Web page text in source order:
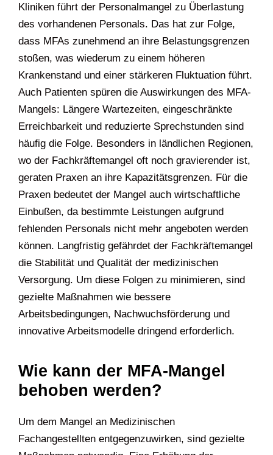
Kliniken führt der Personalmangel zu Überlastung
des vorhandenen Personals. Das hat zur Folge,
dass MFAs zunehmend an ihre Belastungsgrenzen
stoßen, was wiederum zu einem höheren
Krankenstand und einer stärkeren Fluktuation führt.
Auch Patienten spüren die Auswirkungen des MFA-
Mangels: Längere Wartezeiten, eingeschränkte
Erreichbarkeit und reduzierte Sprechstunden sind
häufig die Folge. Besonders in ländlichen Regionen,
wo der Fachkräftemangel oft noch gravierender ist,
geraten Praxen an ihre Kapazitätsgrenzen. Für die
Praxen bedeutet der Mangel auch wirtschaftliche
Einbußen, da bestimmte Leistungen aufgrund
fehlenden Personals nicht mehr angeboten werden
können. Langfristig gefährdet der Fachkräftemangel
die Stabilität und Qualität der medizinischen
Versorgung. Um diese Folgen zu minimieren, sind
gezielte Maßnahmen wie bessere
Arbeitsbedingungen, Nachwuchsförderung und
innovative Arbeitsmodelle dringend erforderlich.
Wie kann der MFA-Mangel
behoben werden?
Um dem Mangel an Medizinischen
Fachangestellten entgegenzuwirken, sind gezielte